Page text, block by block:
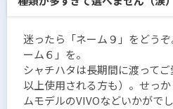
迷ったら「ネーム９」をどう
ーム６」を。
シャチハタは長期間に渡って
以上使用される方も）。せっ
ムモデルのVIVOなどいかがで